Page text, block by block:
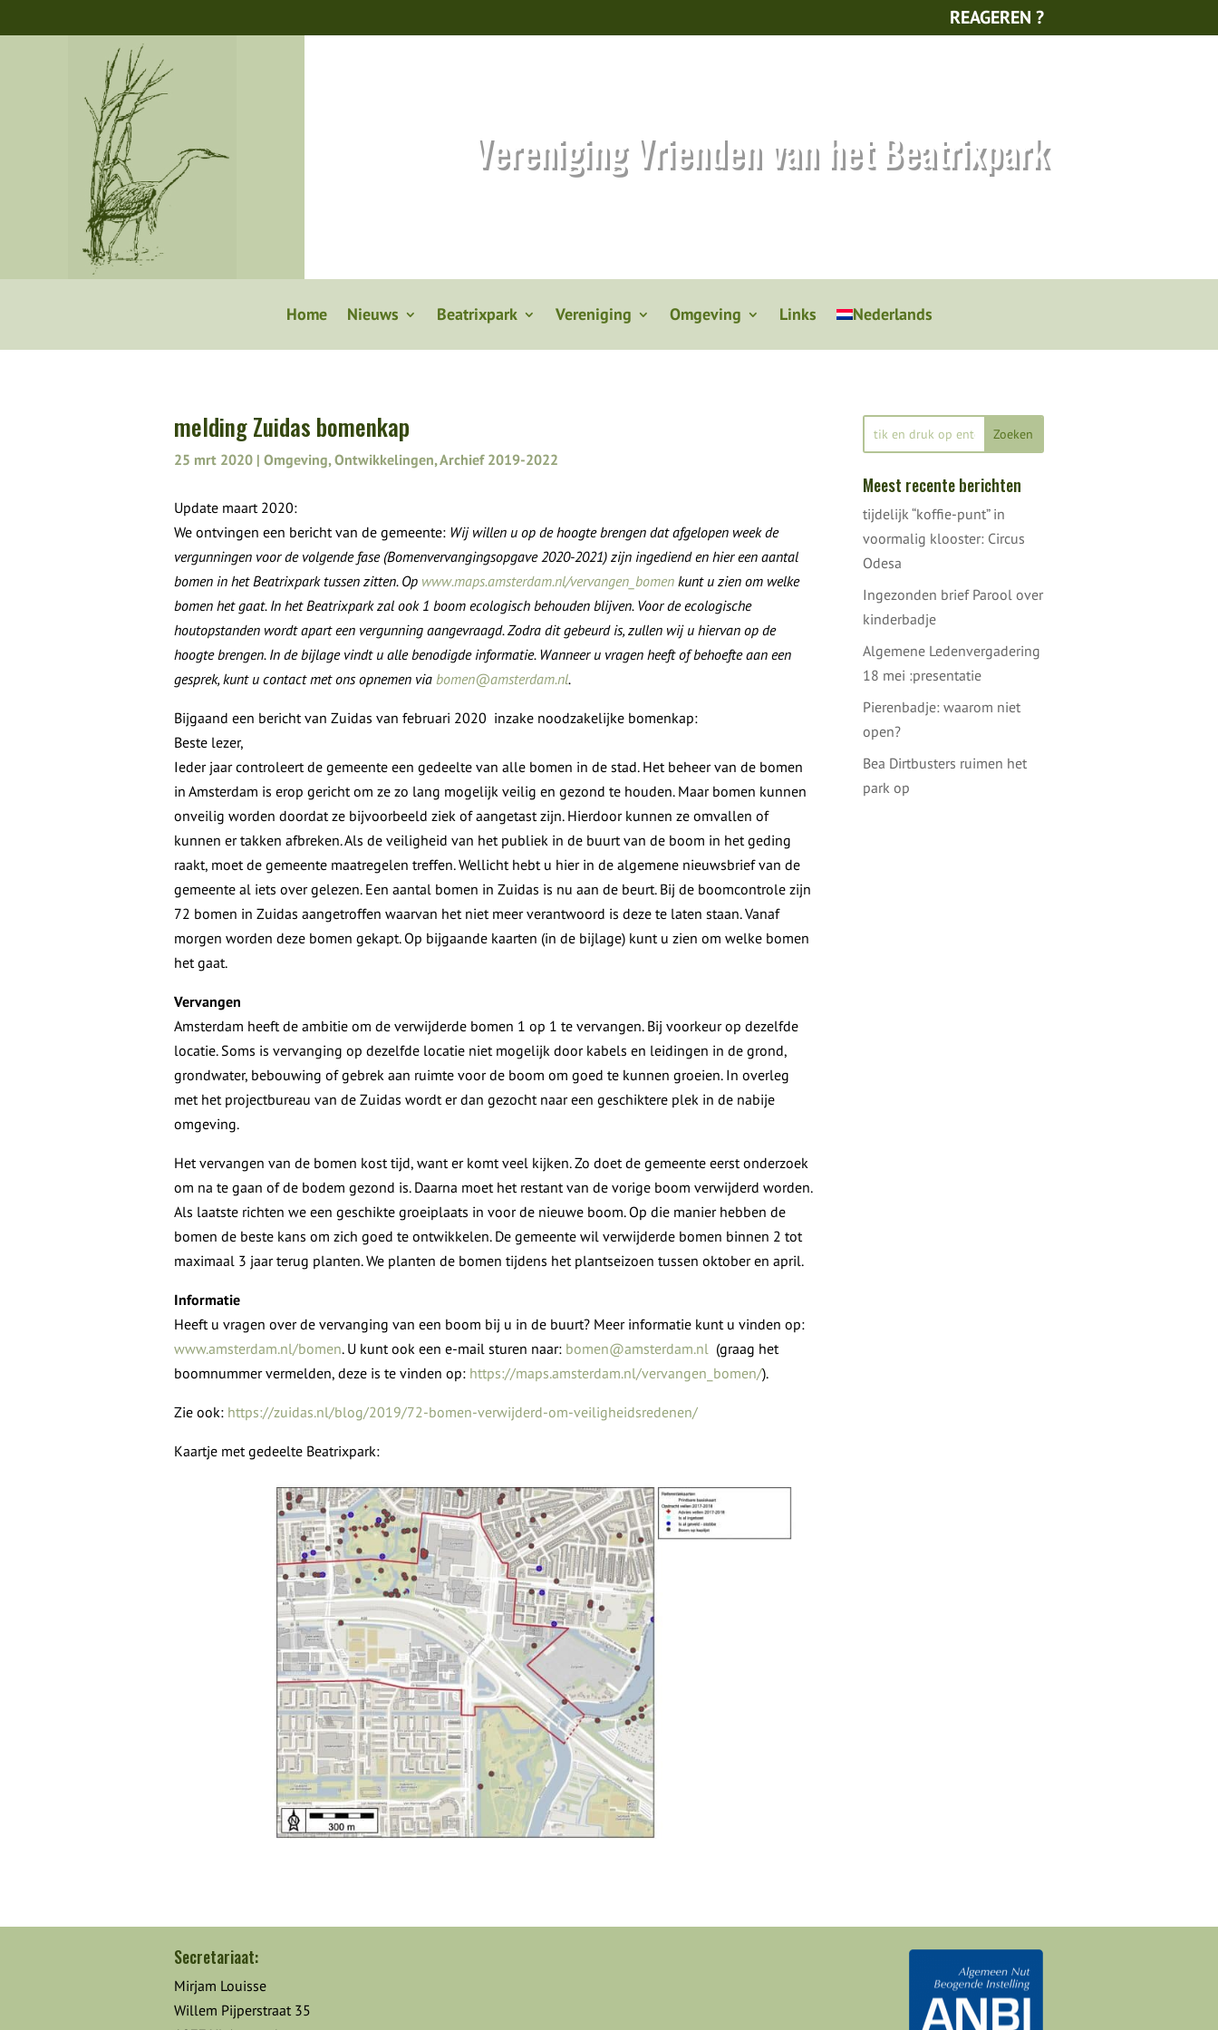
REAGEREN ?
Vereniging Vrienden van het Beatrixpark
Home Nieuws Beatrixpark Vereniging Omgeving Links Nederlands
melding Zuidas bomenkap
25 mrt 2020 | Omgeving, Ontwikkelingen,Archief 2019-2022
Update maart 2020:
We ontvingen een bericht van de gemeente: Wij willen u op de hoogte brengen dat afgelopen week de
vergunningen voor de volgende fase (Bomenvervangingsopgave 2020-2021) zijn ingediend en hier een aantal
bomen in het Beatrixpark tussen zitten. Op www.maps.amsterdam.nl/vervangen_bomen kunt u zien om welke
bomen het gaat. In het Beatrixpark zal ook 1 boom ecologisch behouden blijven. Voor de ecologische
houtopstanden wordt apart een vergunning aangevraagd. Zodra dit gebeurd is, zullen wij u hiervan op de
hoogte brengen. In de bijlage vindt u alle benodigde informatie. Wanneer u vragen heeft of behoefte aan een
gesprek, kunt u contact met ons opnemen via bomen@amsterdam.nl.
Bijgaand een bericht van Zuidas van februari 2020 inzake noodzakelijke bomenkap:
Beste lezer,
Ieder jaar controleert de gemeente een gedeelte van alle bomen in de stad. Het beheer van de bomen
in Amsterdam is erop gericht om ze zo lang mogelijk veilig en gezond te houden. Maar bomen kunnen
onveilig worden doordat ze bijvoorbeeld ziek of aangetast zijn. Hierdoor kunnen ze omvallen of
kunnen er takken afbreken. Als de veiligheid van het publiek in de buurt van de boom in het geding
raakt, moet de gemeente maatregelen treffen. Wellicht hebt u hier in de algemene nieuwsbrief van de
gemeente al iets over gelezen. Een aantal bomen in Zuidas is nu aan de beurt. Bij de boomcontrole zijn
72 bomen in Zuidas aangetroffen waarvan het niet meer verantwoord is deze te laten staan. Vanaf
morgen worden deze bomen gekapt. Op bijgaande kaarten (in de bijlage) kunt u zien om welke bomen
het gaat.
Vervangen
Amsterdam heeft de ambitie om de verwijderde bomen 1 op 1 te vervangen. Bij voorkeur op dezelfde
locatie. Soms is vervanging op dezelfde locatie niet mogelijk door kabels en leidingen in de grond,
grondwater, bebouwing of gebrek aan ruimte voor de boom om goed te kunnen groeien. In overleg
met het projectbureau van de Zuidas wordt er dan gezocht naar een geschiktere plek in de nabije
omgeving.
Het vervangen van de bomen kost tijd, want er komt veel kijken. Zo doet de gemeente eerst onderzoek
om na te gaan of de bodem gezond is. Daarna moet het restant van de vorige boom verwijderd worden.
Als laatste richten we een geschikte groeiplaats in voor de nieuwe boom. Op die manier hebben de
bomen de beste kans om zich goed te ontwikkelen. De gemeente wil verwijderde bomen binnen 2 tot
maximaal 3 jaar terug planten. We planten de bomen tijdens het plantseizoen tussen oktober en april.
Informatie
Heeft u vragen over de vervanging van een boom bij u in de buurt? Meer informatie kunt u vinden op:
www.amsterdam.nl/bomen. U kunt ook een e-mail sturen naar: bomen@amsterdam.nl (graag het
boomnummer vermelden, deze is te vinden op: https://maps.amsterdam.nl/vervangen_bomen/).
Zie ook: https://zuidas.nl/blog/2019/72-bomen-verwijderd-om-veiligheidsredenen/
Kaartje met gedeelte Beatrixpark:
Meest recente berichten
tijdelijk “koffie-punt” in
voormalig klooster: Circus
Odesa
Ingezonden brief Parool over
kinderbadje
Algemene Ledenvergadering
18 mei :presentatie
Pierenbadje: waarom niet
open?
Bea Dirtbusters ruimen het
park op
Secretariaat:
Mirjam Louisse
Willem Pijperstraat 35